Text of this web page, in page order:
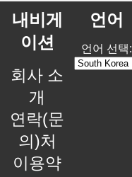
내비게
이션
회사 소
개
연락(문
의)처
이용약
언어
언어 선택: